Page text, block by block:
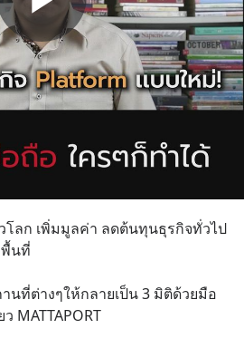
ลก เพิ่มมูลค่า ลดต้นทุนธุรกิจทั่วไป
นที่
นที่ต่างๆให้กลายเป็น 3 มิติด้วยมือ
MATTAPORT